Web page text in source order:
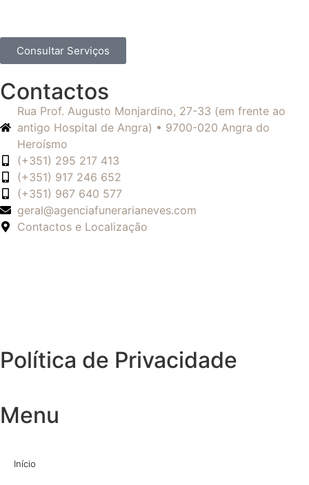
Consultar Serviços
Contactos
Rua Prof. Augusto Monjardino, 27-33 (em frente ao
antigo Hospital de Angra) • 9700-020 Angra do
Heroísmo
(+351) 295 217 413
(+351) 917 246 652
(+351) 967 640 577
geral@agenciafunerarianeves.com
Contactos e Localização
Política de Privacidade
Menu
Início